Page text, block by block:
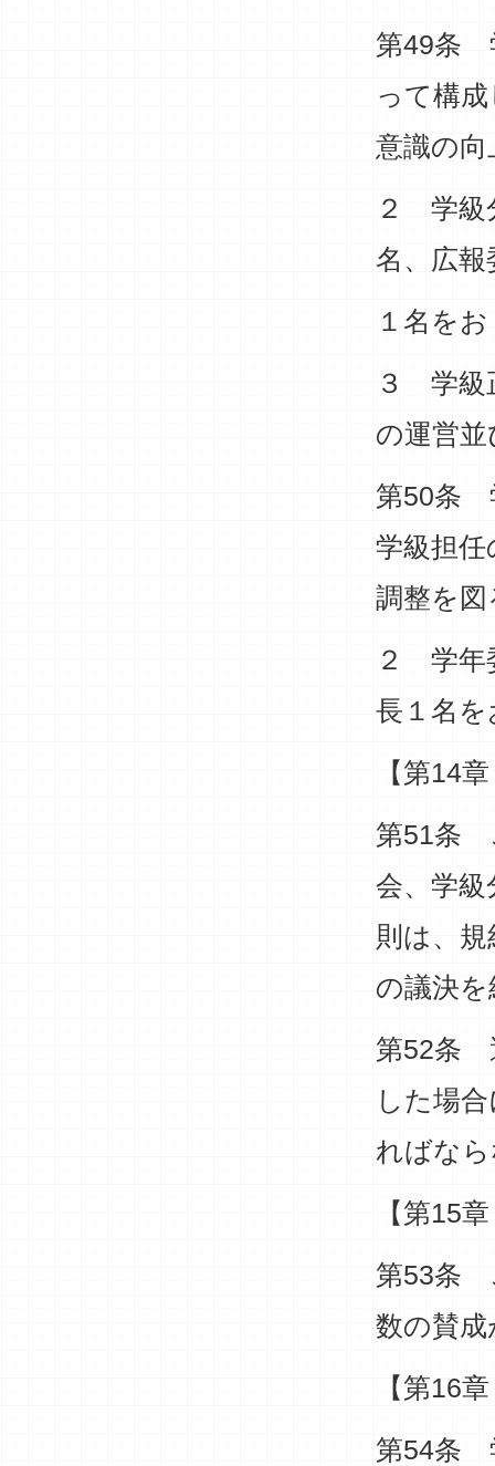
第49条
って構
意識の
２ 学級
名、広報
１名を
３ 学級
の運営
第50条
学級担
調整を図
２ 学年
長１名
【第14
第51条
会、学級
則は、
の議決
第52条
した場
ればな
【第15
第53条
数の賛
【第16
第54条